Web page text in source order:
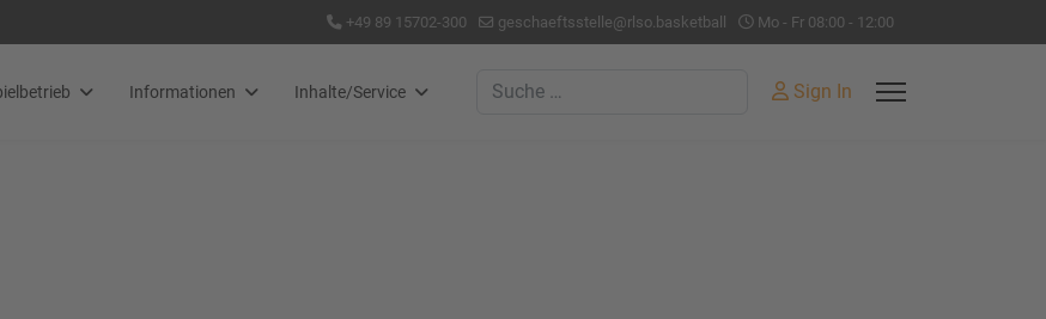
+49 89 15702-300 geschaeftsstelle@rlso.basketball Mo - Fr 08:00 - 12:00
Informationen Inhalte/Service Suchen Sign In